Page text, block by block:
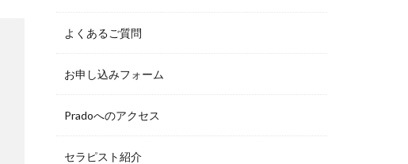
よくあるご質問
お申し込みフォーム
Pradoへのアクセス
セラピスト紹介